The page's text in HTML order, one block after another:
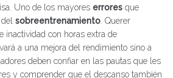
Uno de los mayores errores que
sobreentrenamiento. Querer
inactividad con horas extra de
a una mejora del rendimiento sino a
deben confiar en las pautas que les
y comprender que el descanso también